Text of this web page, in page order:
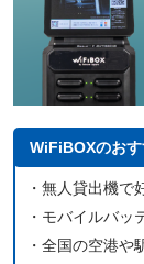
WiFiBOXのお
・無人貸出機で
・モバイルバッ
・全国の空港や